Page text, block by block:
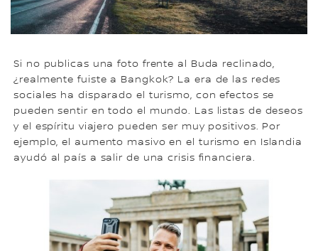
Si no publicas una foto frente al Buda reclinado,
¿realmente fuiste a Bangkok? La era de las redes
sociales ha disparado el turismo, con efectos se
pueden sentir en todo el mundo. Las listas de deseos
y el espíritu viajero pueden ser muy positivos. Por
ejemplo, el aumento masivo en el turismo en Islandia
ayudó al país a salir de una crisis financiera.